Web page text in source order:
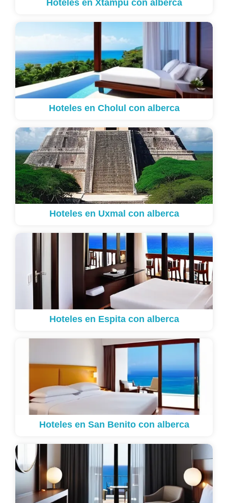
Hoteles en Xtampú con alberca
Hoteles en Cholul con alberca
Hoteles en Uxmal con alberca
Hoteles en Espita con alberca
Hoteles en San Benito con alberca